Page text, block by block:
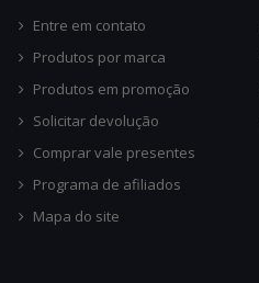
Entre em contato
Produtos por marca
Produtos em promoção
Solicitar devolução
Comprar vale presentes
Programa de afiliados
Mapa do site